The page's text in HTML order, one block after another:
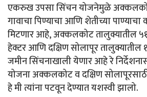
एकरुख उपसा सिंचन योजनेमुळे
गावाचा पिण्याचा आणि शेतीच्या पाण्याचा
मिटणार आहे, अक्कलकोट तालुक्यातील
हेक्टर आणि दक्षिण सोलापूर तालुक्यातील
जमीन सिंचनाखाली येणार आहे रे
योजना अक्कलकोट व दक्षिण
हे मी त्यांना पटवून देण्यात यशस्वी झालो.